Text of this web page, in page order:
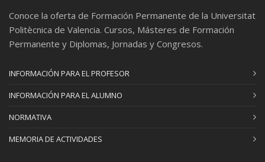
Conoce la oferta de Formación Permanente de la Universitat
Politècnica de Valencia. Cursos, Másteres de Formación
Permanente y Diplomas, Jornadas y Congresos.
INFORMACIÓN PARA EL PROFESOR
INFORMACIÓN PARA EL ALUMNO
NORMATIVA
MEMORIA DE ACTIVIDADES